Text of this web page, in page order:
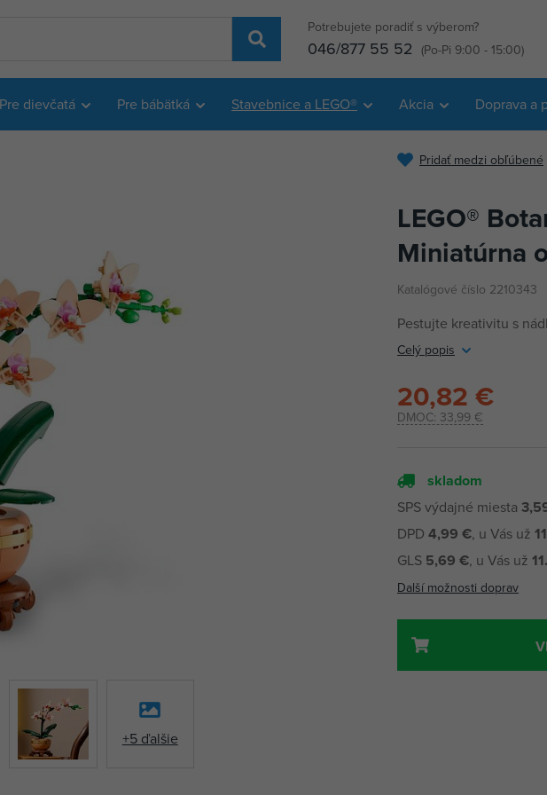
Potrebujete poradiť s výberom?
046/877 55 52 (Po-Pi 9:00 - 15:00)
Pre dievčatá Pre bábätká Stavebnice a LEGO® Akcia Doprava a
+5 ďalšie
Pridať medzi obľúbené
LEGO®
Miniatúrna
Katalógové číslo 2210343
Pestujte kreativitu s
Celý popis
DMOC: 33,99 €
20,82 €
skladom
SPS výdajné miesta
DPD 4,99 €, u Vás už
GLS 5,69 €, u Vás už
Další možnosti doprav